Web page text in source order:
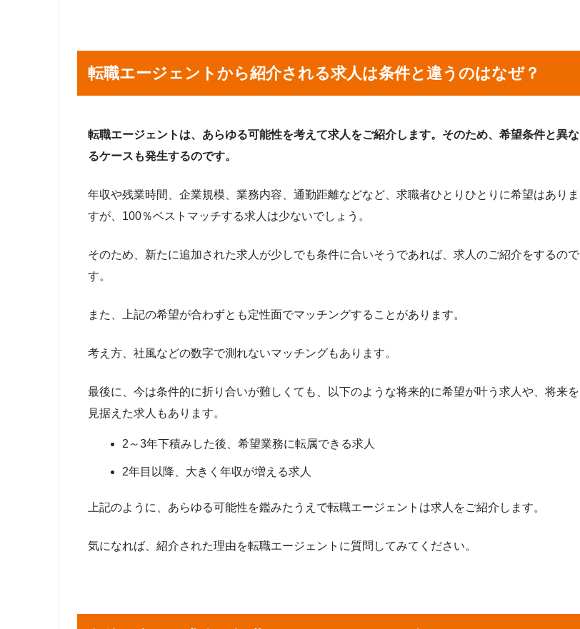
転職エージェントから紹介される求人は条件と違うのはなぜ？
転職エージェントは、あらゆる可能性を考えて求人をご紹介します。そのため、希望条件と異な
るケースも発生するのです。
年収や残業時間、企業規模、業務内容、通勤距離などなど、求職者ひとりひとりに希望はありま
すが、100％ベストマッチする求人は少ないでしょう。
そのため、新たに追加された求人が少しでも条件に合いそうであれば、求人のご紹介をするので
す。
また、上記の希望が合わずとも定性面でマッチングすることがあります。
考え方、社風などの数字で測れないマッチングもあります。
最後に、今は条件的に折り合いが難しくても、以下のような将来的に希望が叶う求人や、将来を
見据えた求人もあります。
2～3年下積みした後、希望業務に転属できる求人
2年目以降、大きく年収が増える求人
上記のように、あらゆる可能性を鑑みたうえで転職エージェントは求人をご紹介します。
気になれば、紹介された理由を転職エージェントに質問してみてください。